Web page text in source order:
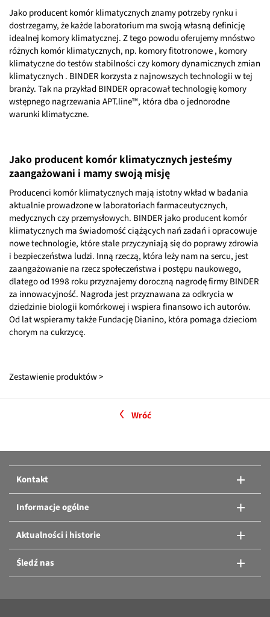
Jako producent komór klimatycznych znamy potrzeby rynku i
dostrzegamy, że każde laboratorium ma swoją własną definicję
idealnej komory klimatycznej. Z tego powodu oferujemy mnóstwo
różnych komór klimatycznych, np. komory fitotronowe , komory
klimatyczne do testów stabilności czy komory dynamicznych zmian
klimatycznych . BINDER korzysta z najnowszych technologii w tej
branży. Tak na przykład BINDER opracował technologię komory
wstępnego nagrzewania APT.line™, która dba o jednorodne
warunki klimatyczne.
Jako producent komór klimatycznych jesteśmy
zaangażowani i mamy swoją misję
Producenci komór klimatycznych mają istotny wkład w badania
aktualnie prowadzone w laboratoriach farmaceutycznych,
medycznych czy przemysłowych. BINDER jako producent komór
klimatycznych ma świadomość ciążących nań zadań i opracowuje
nowe technologie, które stale przyczyniają się do poprawy zdrowia
i bezpieczeństwa ludzi. Inną rzeczą, która leży nam na sercu, jest
zaangażowanie na rzecz społeczeństwa i postępu naukowego,
dlatego od 1998 roku przyznajemy doroczną nagrodę firmy BINDER
za innowacyjność. Nagroda jest przyznawana za odkrycia w
dziedzinie biologii komórkowej i wspiera finansowo ich autorów.
Od lat wspieramy także Fundację Dianino, która pomaga dzieciom
chorym na cukrzycę.
Zestawienie produktów >
Wróć
Kontakt
Informacje ogólne
Aktualności i historie
Śledź nas